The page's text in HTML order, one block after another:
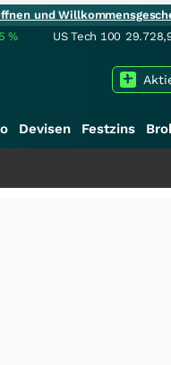
und
% US Tech 100
Devisen Festzins